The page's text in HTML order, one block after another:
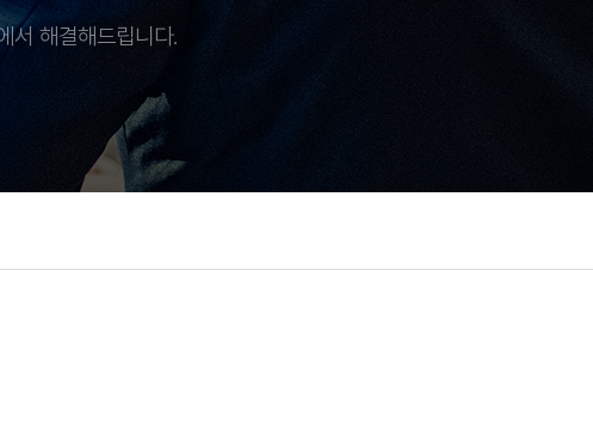
서 해결해드립니다.